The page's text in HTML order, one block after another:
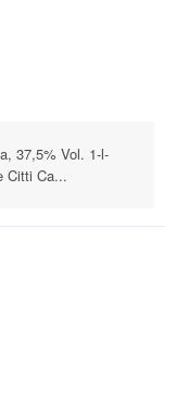
37,5% Vol. 1-l-
Citti Ca...